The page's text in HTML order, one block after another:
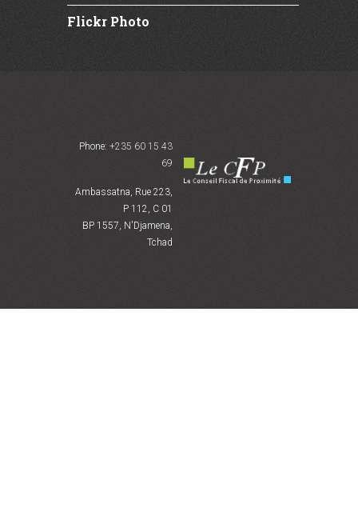
Flickr Photo
Phone: +235 60 15 43
69
Ambassatna, Rue 223,
P 112, C 01
BP 1557, N'Djamena,
Tchad